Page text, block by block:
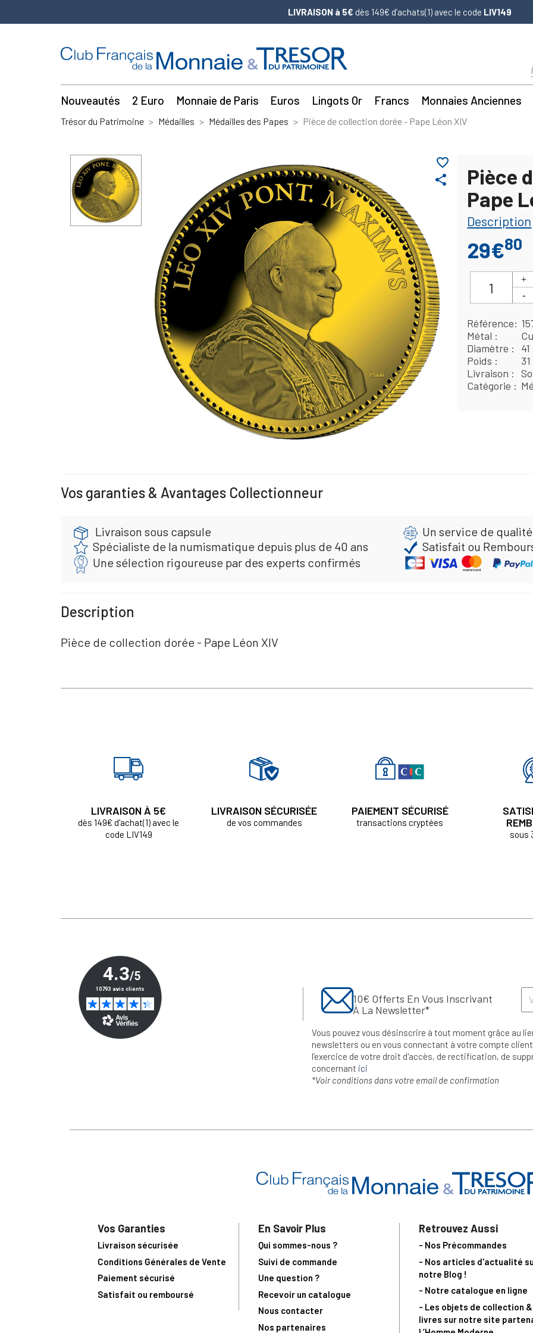
LIVRAISON à 5€ dès 149€ d’achats(1) avec le code LIV149
Nouveautés 2 Euro Monnaie de Paris Euros Lingots Or Francs Monnaies Anciennes
Trésor du Patrimoine Médailles Médailles des Papes Pièce de collection dorée - Pape Léon XIV
share
favorite_border
Pièce
Pape
Description
29€80
Référence
Métal
Diamètre
Poids
Livraison
Catégorie
Vos garanties & Avantages Collectionneur
Livraison sous capsule
Un service de
Spécialiste de la numismatique depuis plus de 40 ans
Satisfait ou
Une sélection rigoureuse par des experts confirmés
Description
Pièce de collection dorée - Pape Léon XIV
LIVRAISON À 5€
dès 149€ d'achat(1) avec le
code LIV149
LIVRAISON SÉCURISÉE
de vos commandes
PAIEMENT SÉCURISÉ
transactions cryptées
sous
10€ Offerts En Vous Inscrivant
À La Newsletter*
Vous pouvez vous désinscrire à tout moment grâce au
newsletters ou en vous connectant à votre compte
l’exercice de votre droit d'accès, de rectification, de
concernant ici
*Voir conditions dans votre email de confirmation
Vos Garanties
Livraison sécurisée
Conditions Générales de Vente
Paiement sécurisé
Satisfait ou remboursé
En Savoir Plus
Qui sommes-nous ?
Suivi de commande
Une question ?
Recevoir un catalogue
Nous contacter
Nos partenaires
Retrouvez Aussi
- Nos Précommandes
- Nos articles d'actualité
notre Blog !
- Notre catalogue en ligne
- Les objets de collection
livres sur notre site